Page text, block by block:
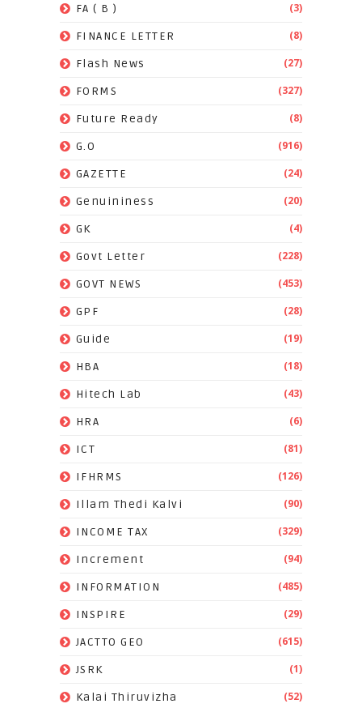
FA ( B ) (3)
FINANCE LETTER (8)
Flash News (27)
FORMS (327)
Future Ready (8)
G.O (916)
GAZETTE (24)
Genuininess (20)
GK (4)
Govt Letter (228)
GOVT NEWS (453)
GPF (28)
Guide (19)
HBA (18)
Hitech Lab (43)
HRA (6)
ICT (81)
IFHRMS (126)
Illam Thedi Kalvi (90)
INCOME TAX (329)
Increment (94)
INFORMATION (485)
INSPIRE (29)
JACTTO GEO (615)
JSRK (1)
Kalai Thiruvizha (52)